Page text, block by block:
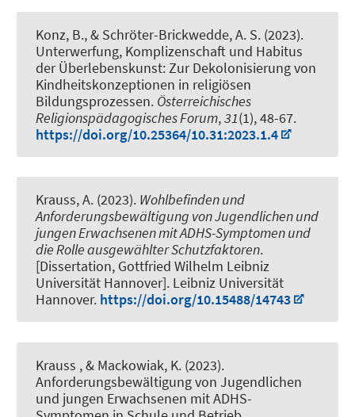
Konz, B., & Schröter-Brickwedde, A. S. (2023).
Unterwerfung, Komplizenschaft und Habitus
der Überlebenskunst: Zur Dekolonisierung von
Kindheitskonzeptionen in religiösen
Bildungsprozessen. Österreichisches
Religionspädagogisches Forum,31(1), 48-67.
https://doi.org/10.25364/10.31:2023.1.4
Krauss, A. (2023). Wohlbefinden und
Anforderungsbewältigung von Jugendlichen und
jungen Erwachsenen mit ADHS-Symptomen und
die Rolle ausgewählter Schutzfaktoren.
[Dissertation, Gottfried Wilhelm Leibniz
Universität Hannover]. Leibniz Universität
Hannover. https://doi.org/10.15488/14743
Krauss , & Mackowiak, K. (2023).
Anforderungsbewältigung von Jugendlichen
und jungen Erwachsenen mit ADHS-